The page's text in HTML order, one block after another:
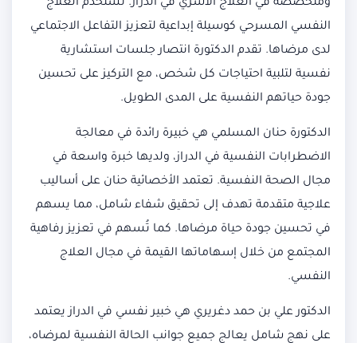
ومتخصصة في العلاج الأسري في الدراز. تستخدم العلاج
النفسي المسرحي كوسيلة إبداعية لتعزيز التفاعل الاجتماعي
لدى مرضاها. تقدم الدكتورة انتصار جلسات استشارية
نفسية لتلبية احتياجات كل شخص، مع التركيز على تحسين
جودة حياتهم النفسية على المدى الطويل.
الدكتورة حنان المسلمي هي خبيرة رائدة في معالجة
الاضطرابات النفسية في الدراز، ولديها خبرة واسعة في
مجال الصحة النفسية. تعتمد الأخصائية حنان على أساليب
علاجية متقدمة تهدف إلى تحقيق شفاء شامل، مما يسهم
في تحسين جودة حياة مرضاها. كما تُسهم في تعزيز رفاهية
المجتمع من خلال إسهاماتها القيمة في مجال العلاج
النفسي.
الدكتور علي بن حمد دغريري هي خبير نفسي في الدراز يعتمد
على نهج شامل يعالج جميع جوانب الحالة النفسية لمرضاه،